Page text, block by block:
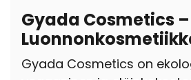
Gyada Cosmetics –
Gyada Cosmetics on